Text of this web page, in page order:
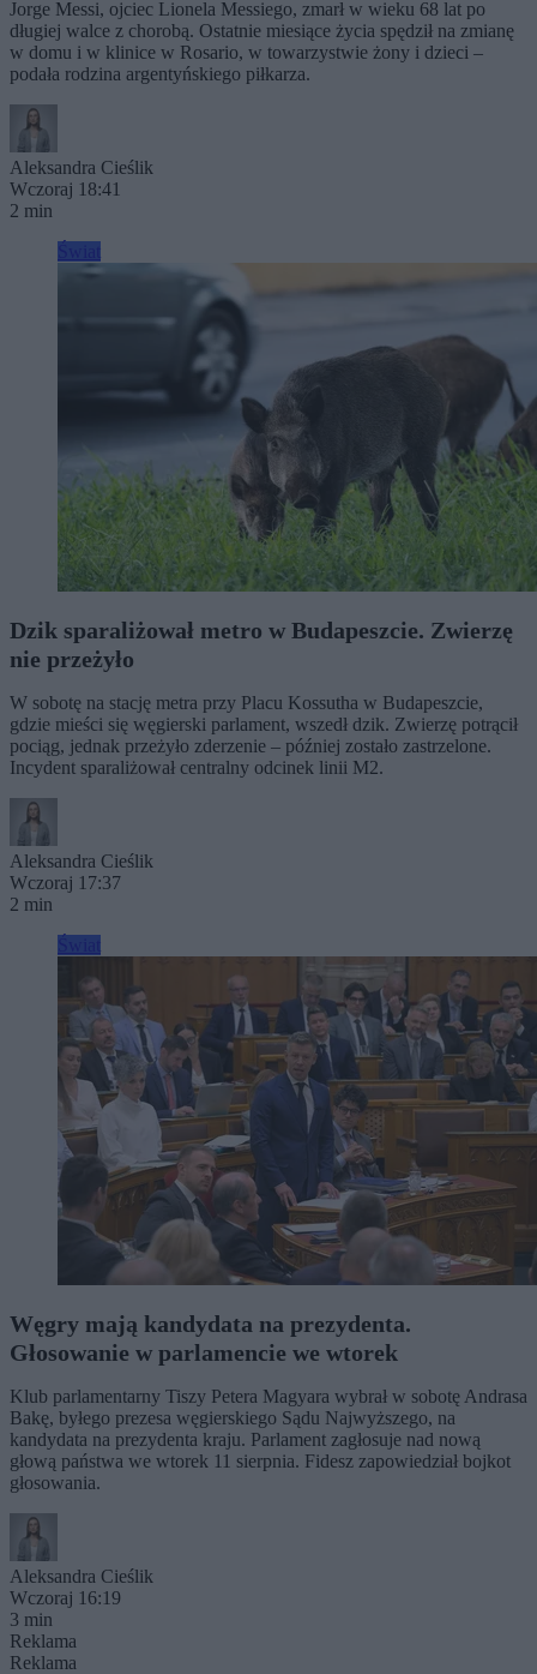
Jorge Messi, ojciec Lionela Messiego, zmarł w wieku 68 lat po
długiej walce z chorobą. Ostatnie miesiące życia spędził na zmianę
w domu i w klinice w Rosario, w towarzystwie żony i dzieci –
podała rodzina argentyńskiego piłkarza.
Aleksandra Cieślik
Wczoraj 18:41
2 min
Dzik sparaliżował metro w Budapeszcie. Zwierzę
nie przeżyło
W sobotę na stację metra przy Placu Kossutha w Budapeszcie,
gdzie mieści się węgierski parlament, wszedł dzik. Zwierzę potrącił
pociąg, jednak przeżyło zderzenie – później zostało zastrzelone.
Incydent sparaliżował centralny odcinek linii M2.
Aleksandra Cieślik
Wczoraj 17:37
2 min
Węgry mają kandydata na prezydenta.
Głosowanie w parlamencie we wtorek
Klub parlamentarny Tiszy Petera Magyara wybrał w sobotę Andrasa
Bakę, byłego prezesa węgierskiego Sądu Najwyższego, na
kandydata na prezydenta kraju. Parlament zagłosuje nad nową
głową państwa we wtorek 11 sierpnia. Fidesz zapowiedział bojkot
głosowania.
Aleksandra Cieślik
Wczoraj 16:19
3 min
Reklama
Reklama